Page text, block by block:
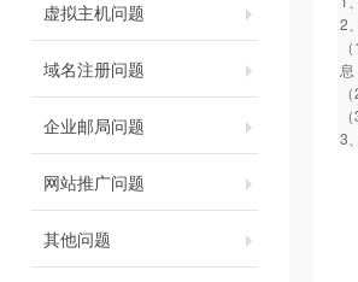
虚拟主机问题
域名注册问题
企业邮局问题
网站推广问题
其他问题
2
3